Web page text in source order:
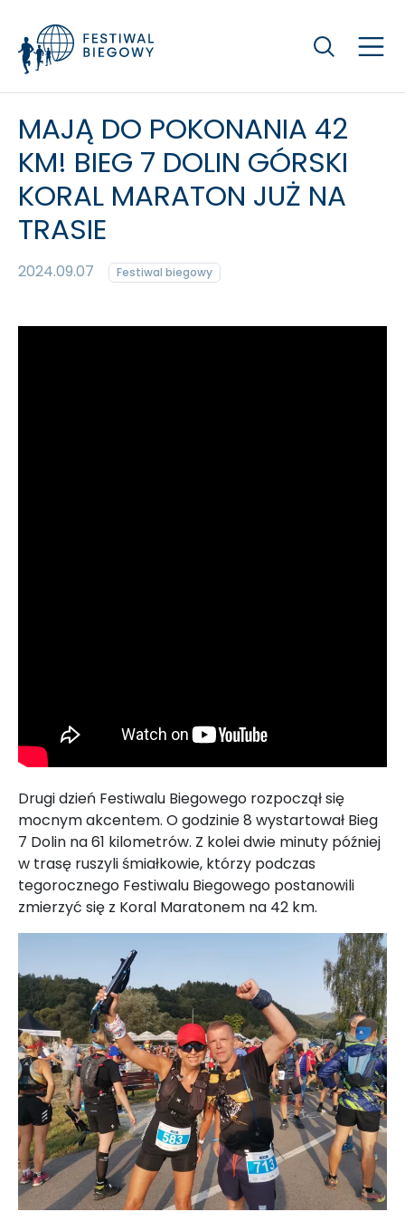
Szukaj
MAJĄ DO POKONANIA 42
KM! BIEG 7 DOLIN GÓRSKI
KORAL MARATON JUŻ NA
TRASIE
2024.09.07 Festiwal biegowy
Drugi dzień Festiwalu Biegowego rozpoczął się
mocnym akcentem. O godzinie 8 wystartował Bieg
7 Dolin na 61 kilometrów. Z kolei dwie minuty później
w trasę ruszyli śmiałkowie, którzy podczas
tegorocznego Festiwalu Biegowego postanowili
zmierzyć się z Koral Maratonem na 42 km.